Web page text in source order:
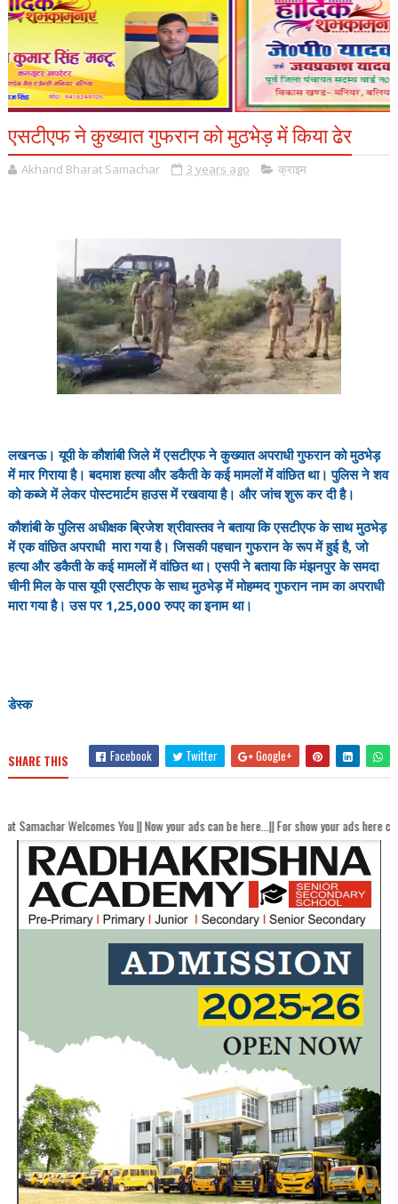
एसटीएफ ने कुख्यात गुफरान को मुठभेड़ में किया ढेर
Akhand Bharat Samachar 3 years ago क्राइम
लखनऊ। यूपी के कौशांबी जिले में एसटीएफ ने कुख्यात अपराधी गुफरान को मुठभेड़
में मार गिराया है। बदमाश हत्या और डकैती के कई मामलों में वांछित था। पुलिस ने शव
को कब्जे में लेकर पोस्टमार्टम हाउस में रखवाया है। और जांच शुरू कर दी है।
कौशांबी के पुलिस अधीक्षक ब्रिजेश श्रीवास्तव ने बताया कि एसटीएफ के साथ मुठभेड़
में एक वांछित अपराधी मारा गया है। जिसकी पहचान गुफरान के रूप में हुई है, जो
हत्या और डकैती के कई मामलों में वांछित था। एसपी ने बताया कि मंझनपुर के समदा
चीनी मिल के पास यूपी एसटीएफ के साथ मुठभेड़ में मोहम्मद गुफरान नाम का अपराधी
मारा गया है। उस पर 1,25,000 रुपए का इनाम था।
डेस्क
SHARE THIS Facebook Twitter Google+
You || Now your ads can be here...|| For show your ads here contact